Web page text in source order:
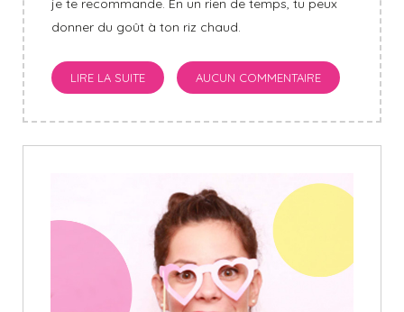
je te recommande. En un rien de temps, tu peux
donner du goût à ton riz chaud.
LIRE LA SUITE AUCUN COMMENTAIRE